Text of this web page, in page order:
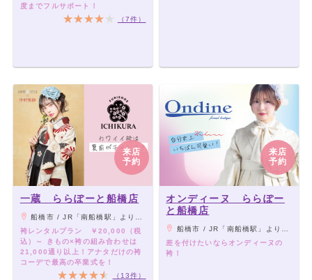
度までフルサポート！
（7件）
来店
予約
一蔵 ららぽーと船橋店
船橋市 / JR「南船橋駅」より徒歩5分、京成「船橋競馬場駅」より徒歩10分
袴レンタルプラン ￥20,000（税
込）～ きもの×袴の組み合わせは
21,000通り以上！アナタだけの袴
コーデで最高の卒業式を！
（13件）
来店
予約
オンディーヌ ららぽー
と船橋店
船橋市 / JR「南船橋駅」より徒歩5分、京成「船橋競馬場駅」より徒歩10分
差を付けたいならオンディーヌの
袴！